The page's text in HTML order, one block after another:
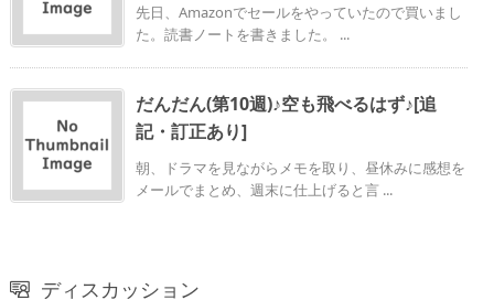
先日、Amazonでセールをやっていたので買いまし
た。読書ノートを書きました。 ...
だんだん(第10週)♪空も飛べるはず♪[追
記・訂正あり]
朝、ドラマを見ながらメモを取り、昼休みに感想を
メールでまとめ、週末に仕上げると言 ...
ディスカッション